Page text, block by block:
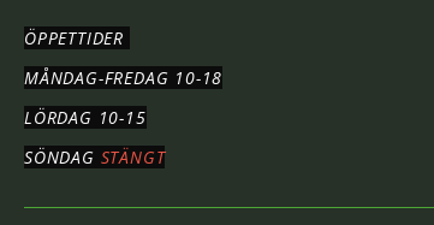
TILL
HUVUDNAVIGERINGHOPPA
TILL
HUVUDINNEHÅLLET
ÖPPETTIDER
MÅNDAG-FREDAG 10-18
LÖRDAG 10-15
SÖNDAG STÄNGT